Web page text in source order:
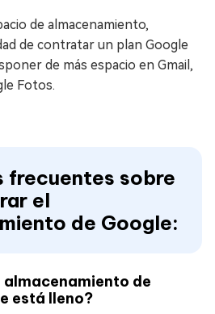
de almacenamiento,
de contratar un plan Google
de más espacio en Gmail,
Fotos.
frecuentes sobre
el
de Google:
almacenamiento de
está lleno?